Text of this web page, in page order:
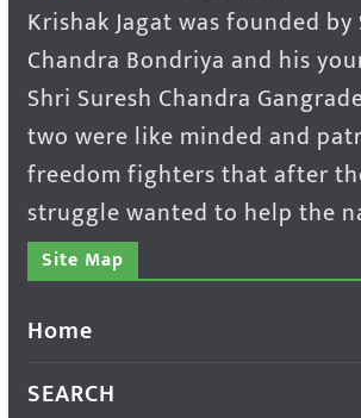
Krishak Jagat was founded
Chandra Bondriya and his
Shri Suresh Chandra
two were like minded and
freedom fighters that after
struggle wanted to help the
Site Map
Home
SEARCH